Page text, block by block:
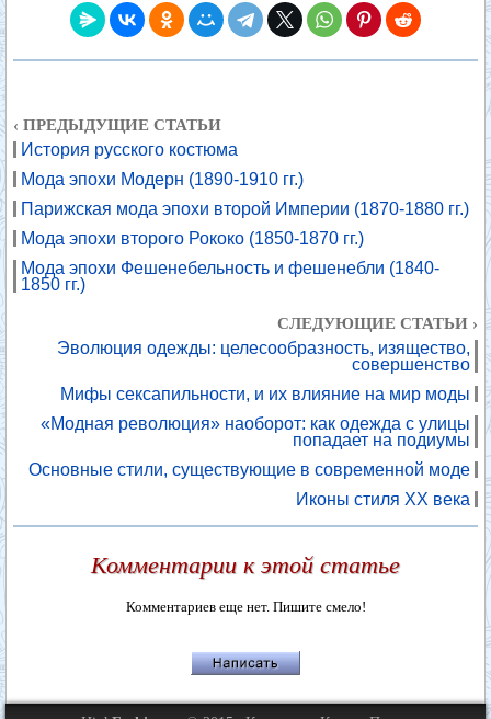
‹ ПРЕДЫДУЩИЕ СТАТЬИ
История русского костюма
Мода эпохи Модерн (1890-1910 гг.)
Парижская мода эпохи второй Империи (1870-1880 гг.)
Мода эпохи второго Рококо (1850-1870 гг.)
Мода эпохи Фешенебельность и фешенебли (1840-
1850 гг.)
СЛЕДУЮЩИЕ СТАТЬИ ›
Эволюция одежды: целесообразность, изящество,
совершенство
Мифы сексапильности, и их влияние на мир моды
«Модная революция» наоборот: как одежда с улицы
попадает на подиумы
Основные стили, существующие в современной моде
Иконы стиля XX века
Комментарии к этой статье
Комментариев еще нет. Пишите смело!